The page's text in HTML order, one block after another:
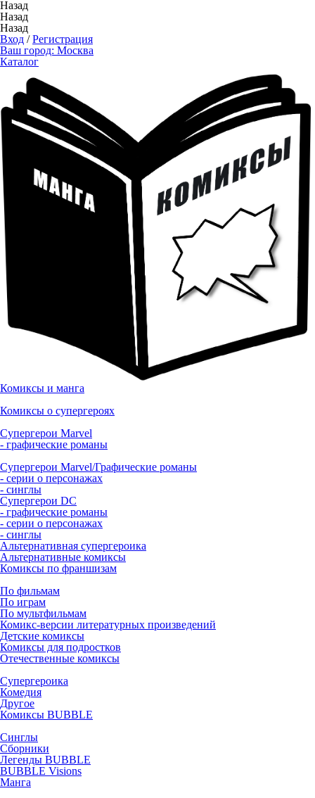
Назад
Назад
Назад
Вход /Регистрация
Ваш город: Москва
Каталог
Комиксы и манга
Комиксы о супергероях
Супергерои Marvel
- графические романы
Супергерои Marvel/Графические романы
- серии о персонажах
- синглы
Супергерои DC
- графические романы
- серии о персонажах
- синглы
Альтернативная супергероика
Альтернативные комиксы
Комиксы по франшизам
По фильмам
По играм
По мультфильмам
Комикс-версии литературных произведений
Детские комиксы
Комиксы для подростков
Отечественные комиксы
Супергероика
Комедия
Другое
Комиксы BUBBLE
Синглы
Сборники
Легенды BUBBLE
BUBBLE Visions
Манга